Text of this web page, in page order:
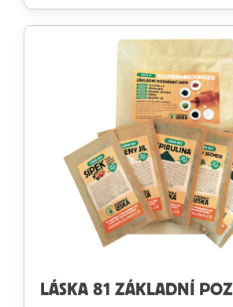
LÁSKA 81 ZÁKLADNÍ